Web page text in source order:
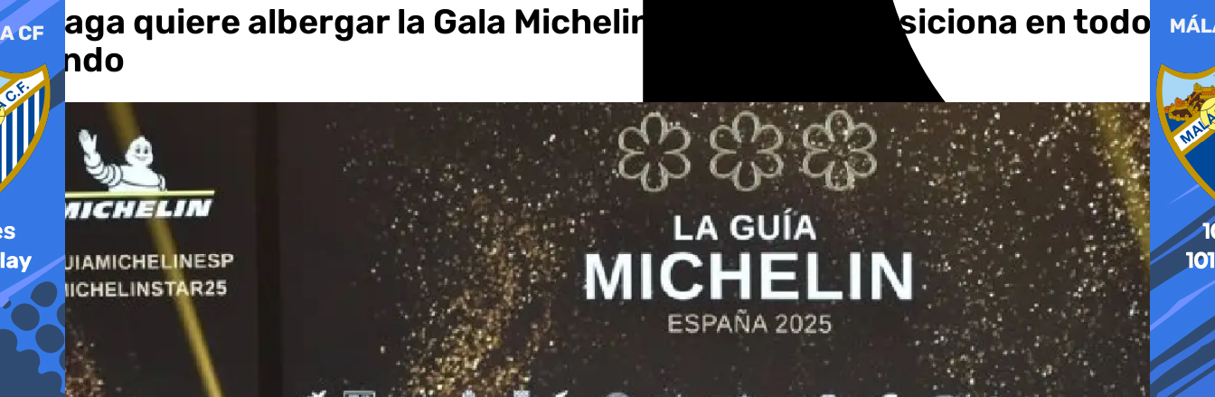
Málaga quiere albergar la Gala Michelin 2025: «Nos posiciona en todo el
mundo